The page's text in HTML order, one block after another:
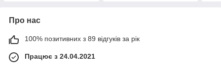
Про нас
100% позитивних з 89 відгуків за рік
Працює з 24.04.2021